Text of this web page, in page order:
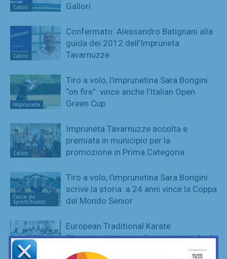
Calcio
Gallori
Calcio
Confermato: Alessandro Batignani alla
guida dei 2012 dell’Impruneta
Tavarnuzze
Impruneta
Tiro a volo, l’imprunetina Sara Bongini
“on fire”: vince anche l’Italian Open
Green Cup
Calcio
Impruneta Tavarnuzze accolta e
premiata in municipio per la
promozione in Prima Categoria
Facce da
SportChianti
Tiro a volo, l’imprunetina Sara Bongini
scrive la storia: a 24 anni vince la Coppa
del Mondo Senior
Arti marziali
European Traditional Karate
Championship: grandi prestazioni degli
atleti del nostro territorio